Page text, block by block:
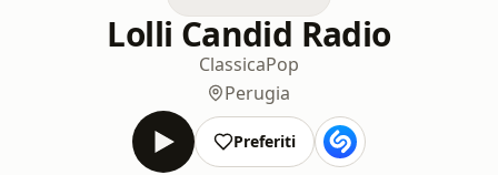
Lolli Candid Radio
ClassicaPop
Perugia
Preferiti